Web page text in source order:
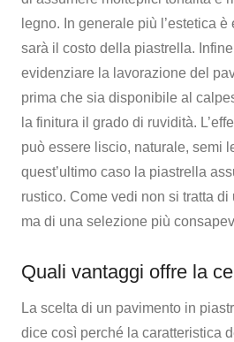
legno. In generale più l’estetica
sarà il costo della piastrella.
evidenziare la lavorazione del
prima che sia disponibile al
la finitura il grado di ruvidità.
può essere liscio, naturale, semi
quest’ultimo caso la piastrella
rustico. Come vedi non si tratta
ma di una selezione più
Quali vantaggi offre la
La scelta di un pavimento in
dice così perché la caratteristica